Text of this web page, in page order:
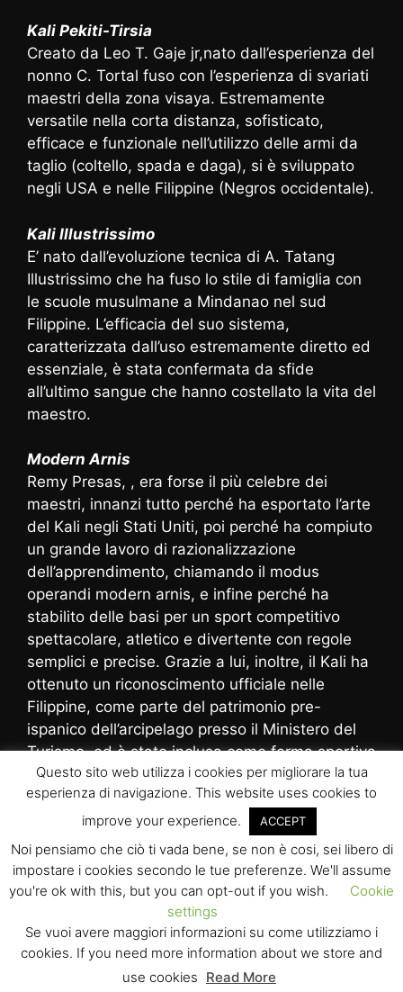
Kali Pekiti-Tirsia
Creato da Leo T. Gaje jr,nato dall’esperienza del
nonno C. Tortal fuso con l’esperienza di svariati
maestri della zona visaya. Estremamente
versatile nella corta distanza, sofisticato,
efficace e funzionale nell’utilizzo delle armi da
taglio (coltello, spada e daga), si è sviluppato
negli USA e nelle Filippine (Negros occidentale).
Kali Illustrissimo
E’ nato dall’evoluzione tecnica di A. Tatang
Illustrissimo che ha fuso lo stile di famiglia con
le scuole musulmane a Mindanao nel sud
Filippine. L’efficacia del suo sistema,
caratterizzata dall’uso estremamente diretto ed
essenziale, è stata confermata da sfide
all’ultimo sangue che hanno costellato la vita del
maestro.
Modern Arnis
Remy Presas, , era forse il più celebre dei
maestri, innanzi tutto perché ha esportato l’arte
del Kali negli Stati Uniti, poi perché ha compiuto
un grande lavoro di razionalizzazione
dell’apprendimento, chiamando il modus
operandi modern arnis, e infine perché ha
stabilito delle basi per un sport competitivo
spettacolare, atletico e divertente con regole
semplici e precise. Grazie a lui, inoltre, il Kali ha
ottenuto un riconoscimento ufficiale nelle
Filippine, come parte del patrimonio pre-
ispanico dell’arcipelago presso il Ministero del
Turismo, ed è stato inclusa come forma sportiva
nelle scuole medie e nei licei del paese.
© 2026 A.S.d. Real Kombat System :: Via C.Vallardi, 2 :: 22070
Appiano Gentile (Co)
C.F. 095113910137 -- PEC:realkombatsystem@pec.it
Sito web realizzato daCasalegno Marco• Powered by Wordpress
Tutte le informazioni e le immagini sono rilasciate sotto licenza secondo la
Creative Commons License 2.0.
Questo sito web utilizza i cookies per migliorare la tua
esperienza di navigazione. This website uses cookies to
improve your experience.
ACCEPT
Noi pensiamo che ciò ti vada bene, se non è cosi, sei libero di
impostare i cookies secondo le tue preferenze. We'll assume
you're ok with this, but you can opt-out if you wish.
Cookie
settings
Se vuoi avere maggiori informazioni su come utilizziamo i
cookies. If you need more information about we store and
use cookies Read More